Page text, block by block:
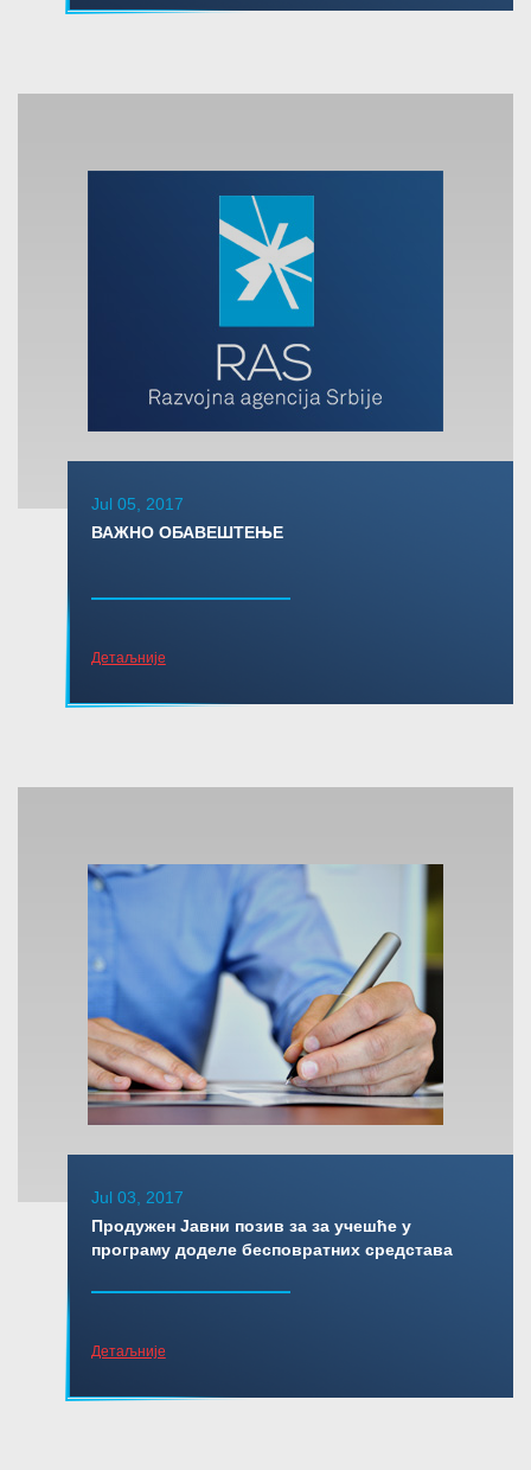
Jul 05, 2017
ВАЖНО ОБАВЕШТЕЊЕ
Детаљније
Jul 03, 2017
Продужен Јавни позив за за учешће у
програму доделе бесповратних средстава
Детаљније